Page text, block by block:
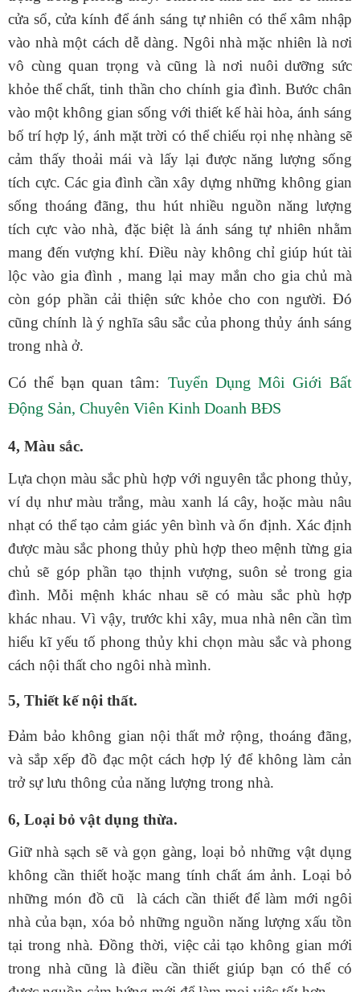
cửa sổ, cửa kính để ánh sáng tự nhiên có thể xâm nhập
vào nhà một cách dễ dàng. Ngôi nhà mặc nhiên là nơi
vô cùng quan trọng và cũng là nơi nuôi dưỡng sức
khỏe thể chất, tinh thần cho chính gia đình. Bước chân
vào một không gian sống với thiết kế hài hòa, ánh sáng
bố trí hợp lý, ánh mặt trời có thể chiếu rọi nhẹ nhàng sẽ
cảm thấy thoải mái và lấy lại được năng lượng sống
tích cực. Các gia đình cần xây dựng những không gian
sống thoáng đãng, thu hút nhiều nguồn năng lượng
tích cực vào nhà, đặc biệt là ánh sáng tự nhiên nhằm
mang đến vượng khí. Điều này không chỉ giúp hút tài
lộc vào gia đình , mang lại may mắn cho gia chủ mà
còn góp phần cải thiện sức khỏe cho con người. Đó
cũng chính là ý nghĩa sâu sắc của phong thủy ánh sáng
trong nhà ở.
Có thể bạn quan tâm: Tuyển Dụng Môi Giới Bất
Động Sản, Chuyên Viên Kinh Doanh BĐS
4, Màu sắc.
Lựa chọn màu sắc phù hợp với nguyên tắc phong thủy,
ví dụ như màu trắng, màu xanh lá cây, hoặc màu nâu
nhạt có thể tạo cảm giác yên bình và ổn định. Xác định
được màu sắc phong thủy phù hợp theo mệnh từng gia
chủ sẽ góp phần tạo thịnh vượng, suôn sẻ trong gia
đình. Mỗi mệnh khác nhau sẽ có màu sắc phù hợp
khác nhau. Vì vậy, trước khi xây, mua nhà nên cần tìm
hiểu kĩ yếu tố phong thủy khi chọn màu sắc và phong
cách nội thất cho ngôi nhà mình.
5, Thiết kế nội thất.
Đảm bảo không gian nội thất mở rộng, thoáng đãng,
và sắp xếp đồ đạc một cách hợp lý để không làm cản
trở sự lưu thông của năng lượng trong nhà.
6, Loại bỏ vật dụng thừa.
Giữ nhà sạch sẽ và gọn gàng, loại bỏ những vật dụng
không cần thiết hoặc mang tính chất ám ảnh.Loại bỏ
những món đồ cũ là cách cần thiết để làm mới ngôi
nhà của bạn, xóa bỏ những nguồn năng lượng xấu tồn
tại trong nhà. Đồng thời, việc cải tạo không gian mới
trong nhà cũng là điều cần thiết giúp bạn có thể có